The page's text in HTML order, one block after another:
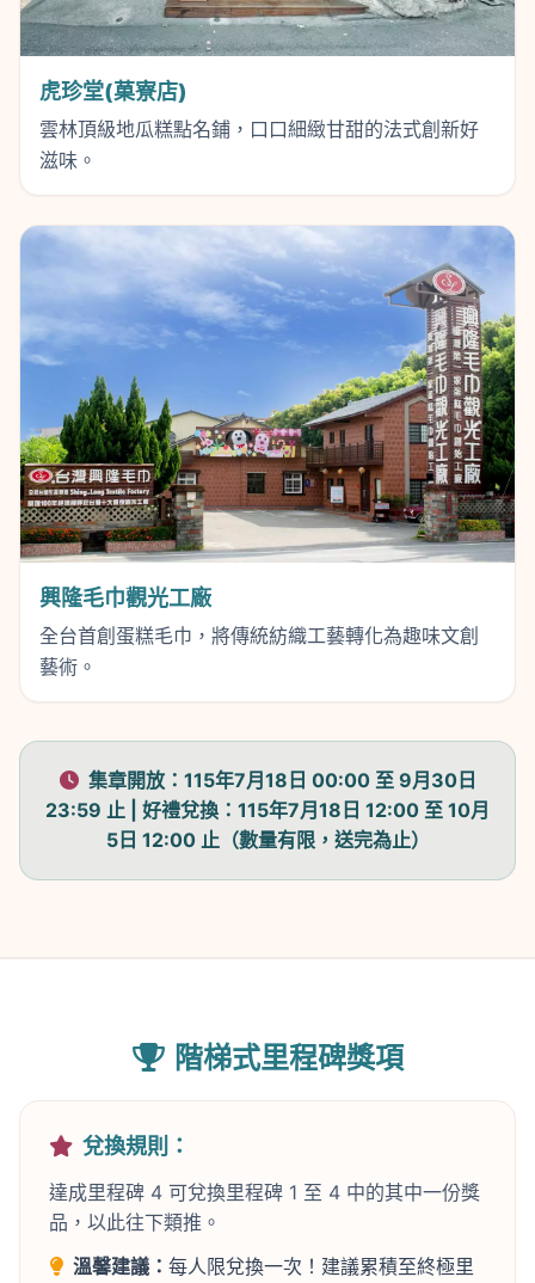
虎珍堂(菓寮店)
雲林頂級地瓜糕點名鋪，口口細緻甘甜的法式創新好
滋味。
興隆毛巾觀光工廠
全台首創蛋糕毛巾，將傳統紡織工藝轉化為趣味文創
藝術。
集章開放： 115年7月18日 00:00 至 9月30日
23:59 止 | 好禮兌換： 115年7月18日 12:00 至 10月
5日 12:00 止（數量有限，送完為止）
階梯式里程碑獎項
兌換規則：
達成里程碑 4 可兌換里程碑 1 至 4 中的其中一份獎
品，以此往下類推。
溫馨建議： 每人限兌換一次！建議累積至終極里